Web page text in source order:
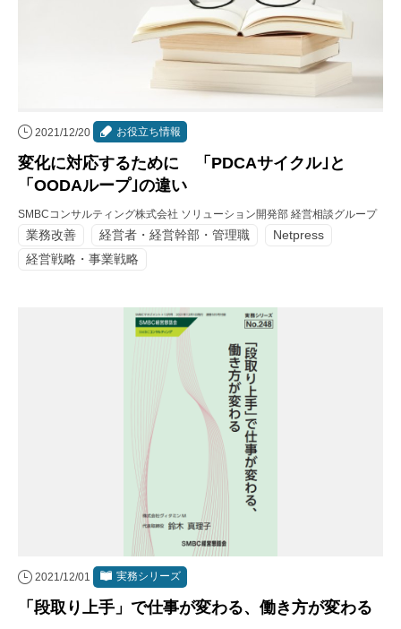
2021/12/20 お役立ち情報
変化に対応するために 「PDCAサイクル｣と
「OODAループ｣の違い
SMBCコンサルティング株式会社 ソリューション開発部 経営相談グループ
業務改善 経営者・経営幹部・管理職
Netpress
経営戦略・事業戦略
2021/12/01 実務シリーズ
「段取り上手」で仕事が変わる、働き方が変わる